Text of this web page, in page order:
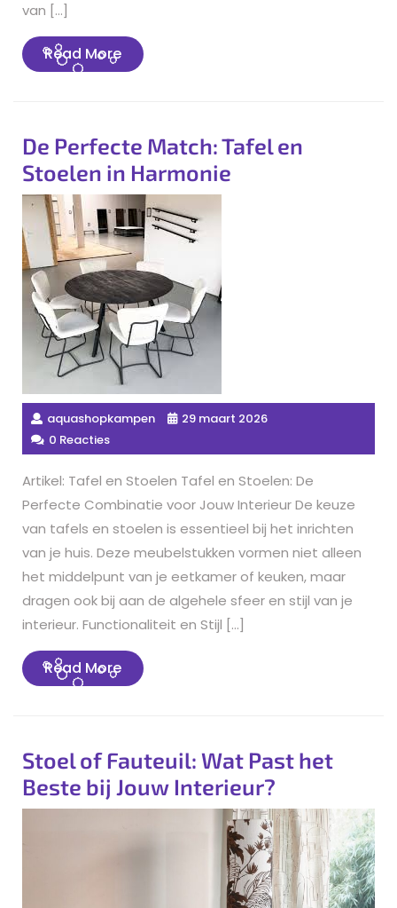
van […]
Read MoreRead
More
De Perfecte Match: Tafel en
Stoelen in Harmonie
aquashopkampen
29 maart 2026
0 Reacties
Artikel: Tafel en Stoelen Tafel en Stoelen: De
Perfecte Combinatie voor Jouw Interieur De keuze
van tafels en stoelen is essentieel bij het inrichten
van je huis. Deze meubelstukken vormen niet alleen
het middelpunt van je eetkamer of keuken, maar
dragen ook bij aan de algehele sfeer en stijl van je
interieur. Functionaliteit en Stijl […]
Read MoreRead
More
Stoel of Fauteuil: Wat Past het
Beste bij Jouw Interieur?